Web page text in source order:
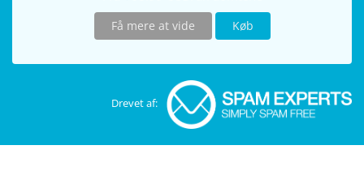
Få mere at vide Køb
Drevet af: